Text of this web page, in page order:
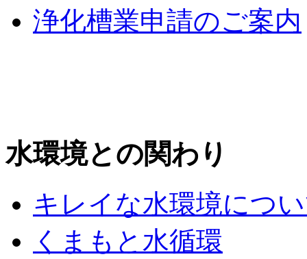
浄化槽業申請のご案内
水環境との関わり
キレイな水環境につ
くまもと水循環